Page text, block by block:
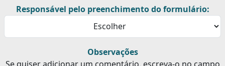
Responsável pelo preenchimento do formulário:
Observações